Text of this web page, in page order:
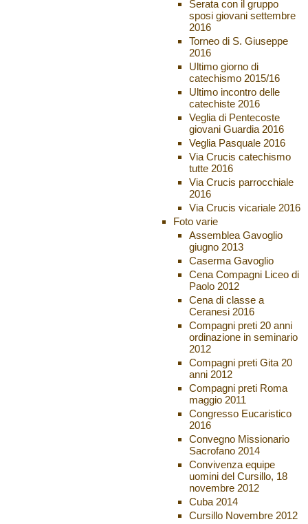
Serata con il gruppo
sposi giovani settembre
2016
Torneo di S. Giuseppe
2016
Ultimo giorno di
catechismo 2015/16
Ultimo incontro delle
catechiste 2016
Veglia di Pentecoste
giovani Guardia 2016
Veglia Pasquale 2016
Via Crucis catechismo
tutte 2016
Via Crucis parrocchiale
2016
Via Crucis vicariale 2016
Foto varie
Assemblea Gavoglio
giugno 2013
Caserma Gavoglio
Cena Compagni Liceo di
Paolo 2012
Cena di classe a
Ceranesi 2016
Compagni preti 20 anni
ordinazione in seminario
2012
Compagni preti Gita 20
anni 2012
Compagni preti Roma
maggio 2011
Congresso Eucaristico
2016
Convegno Missionario
Sacrofano 2014
Convivenza equipe
uomini del Cursillo, 18
novembre 2012
Cuba 2014
Cursillo Novembre 2012